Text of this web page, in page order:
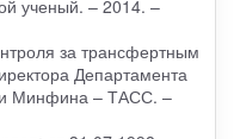
ученый. – 2014. –
за трансфертным
Департамента
Минфина – ТАСС. –